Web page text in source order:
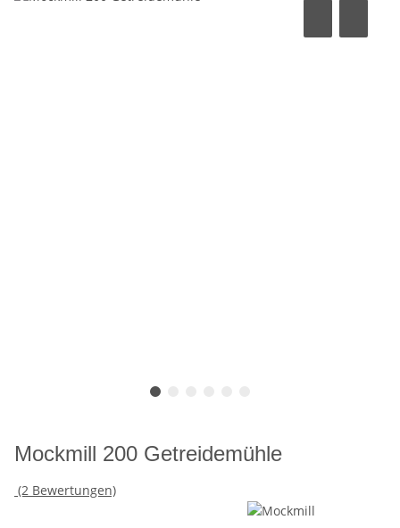
Mockmill 200 Getreidemühle
(2 Bewertungen)